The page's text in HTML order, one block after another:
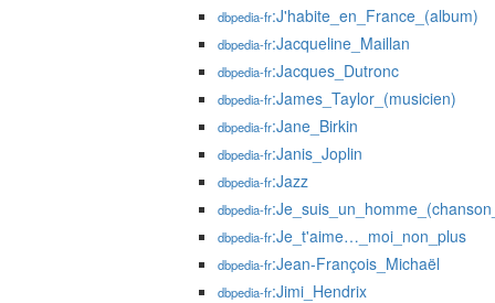
dbpedia-fr:J'habite_en_France_(album)
dbpedia-fr:Jacqueline_Maillan
dbpedia-fr:Jacques_Dutronc
dbpedia-fr:James_Taylor_(musicien)
dbpedia-fr:Jane_Birkin
dbpedia-fr:Janis_Joplin
dbpedia-fr:Jazz
dbpedia-fr
dbpedia-fr:Je_t'aime…_moi_non_plus
dbpedia-fr:Jean-François_Michaël
dbpedia-fr:Jimi_Hendrix